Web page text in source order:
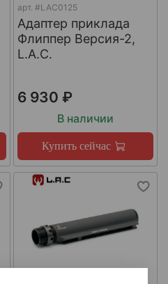
арт. #LAC0125
Адаптер приклада
Флиппер Версия-2,
L.A.C.
6 930 ₽
В наличии
Купить сейчас